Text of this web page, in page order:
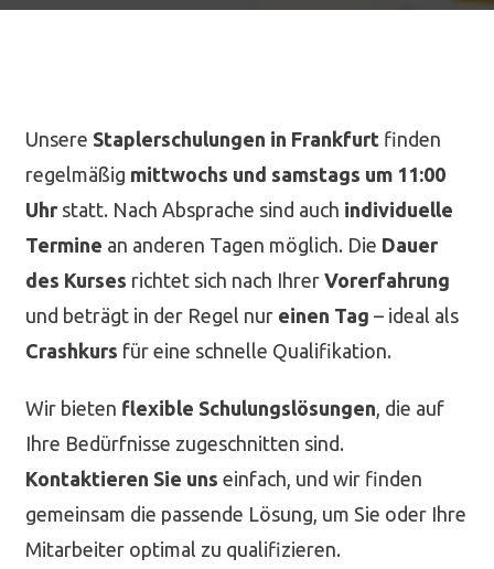
Unsere Staplerschulungen in Frankfurt finden
regelmäßig mittwochs und samstags um 11:00
Uhr statt. Nach Absprache sind auch individuelle
Termine an anderen Tagen möglich. Die Dauer
des Kurses richtet sich nach IhrerVorerfahrung
und beträgt in der Regel nur einen Tag – ideal als
Crashkurs für eine schnelle Qualifikation.
Wir bieten flexible Schulungslösungen, die auf
Ihre Bedürfnisse zugeschnitten sind.
Kontaktieren Sie uns einfach, und wir finden
gemeinsam die passende Lösung, um Sie oder Ihre
Mitarbeiter optimal zu qualifizieren.